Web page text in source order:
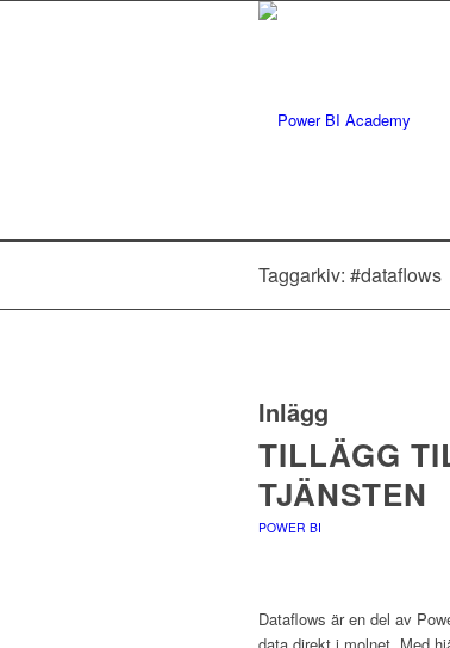
Taggarkiv: #dataflows
Inlägg
TILLÄGG
TJÄNSTEN
POWER BI
Dataflows är en del av